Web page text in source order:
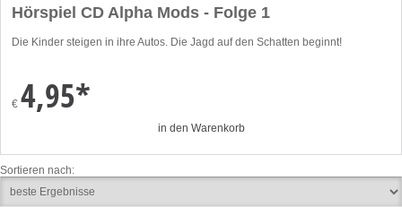
Hörspiel CD Alpha Mods - Folge 1
Die Kinder steigen in ihre Autos. Die Jagd auf den Schatten beginnt!
€ 4,95*
in den Warenkorb
Sortieren nach: